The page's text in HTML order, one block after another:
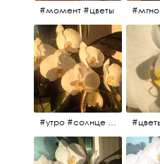
#момент #цветы
#утро #солнце #белыеночи2017 #санктпетербург #цветы #седьмойпошёл